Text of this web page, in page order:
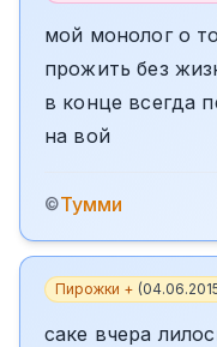
мой монолог о
прожить без
в конце всегда
на вой
©Тумми
Пирожки + (
саке вчера